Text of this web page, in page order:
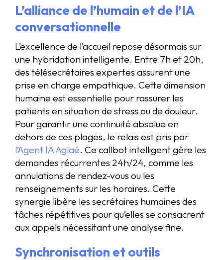
L’alliance de l’humain et de l’IA
conversationnelle
L’excellence de l’accueil repose désormais sur
une hybridation intelligente. Entre 7h et 20h,
des télésecrétaires expertes assurent une
prise en charge empathique. Cette dimension
humaine est essentielle pour rassurer les
patients en situation de stress ou de douleur.
Pour garantir une continuité absolue en
dehors de ces plages, le relais est pris par
l’Agent IA Aglaé. Ce callbot intelligent gère les
demandes récurrentes 24h/24, comme les
annulations de rendez-vous ou les
renseignements sur les horaires. Cette
synergie libère les secrétaires humaines des
tâches répétitives pour qu’elles se consacrent
aux appels nécessitant une analyse fine.
Synchronisation et outils